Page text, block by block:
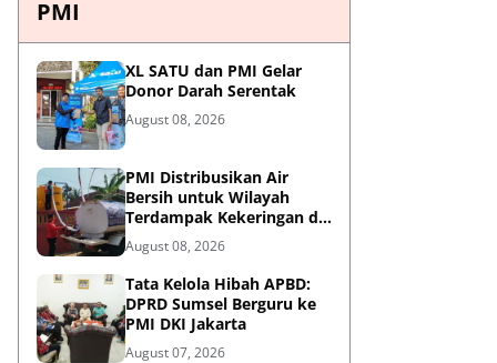
PMI
XL SATU dan PMI Gelar
Donor Darah Serentak
August 08, 2026
PMI Distribusikan Air
Bersih untuk Wilayah
Terdampak Kekeringan di
Blitar
August 08, 2026
Tata Kelola Hibah APBD:
DPRD Sumsel Berguru ke
PMI DKI Jakarta
August 07, 2026